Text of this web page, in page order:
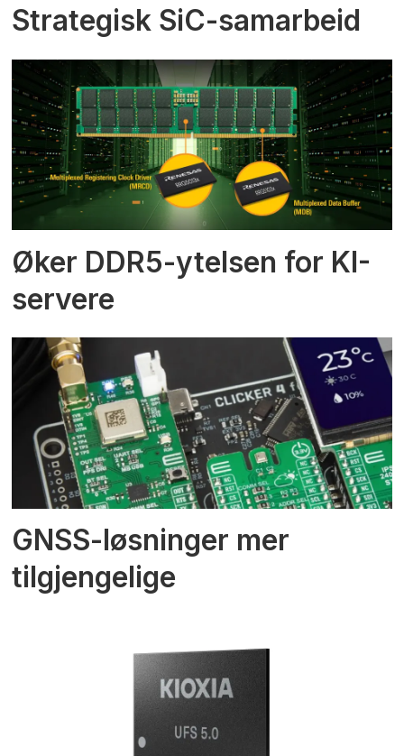
Strategisk SiC-samarbeid
Øker DDR5-ytelsen for KI-
servere
GNSS-løsninger mer
tilgjengelige